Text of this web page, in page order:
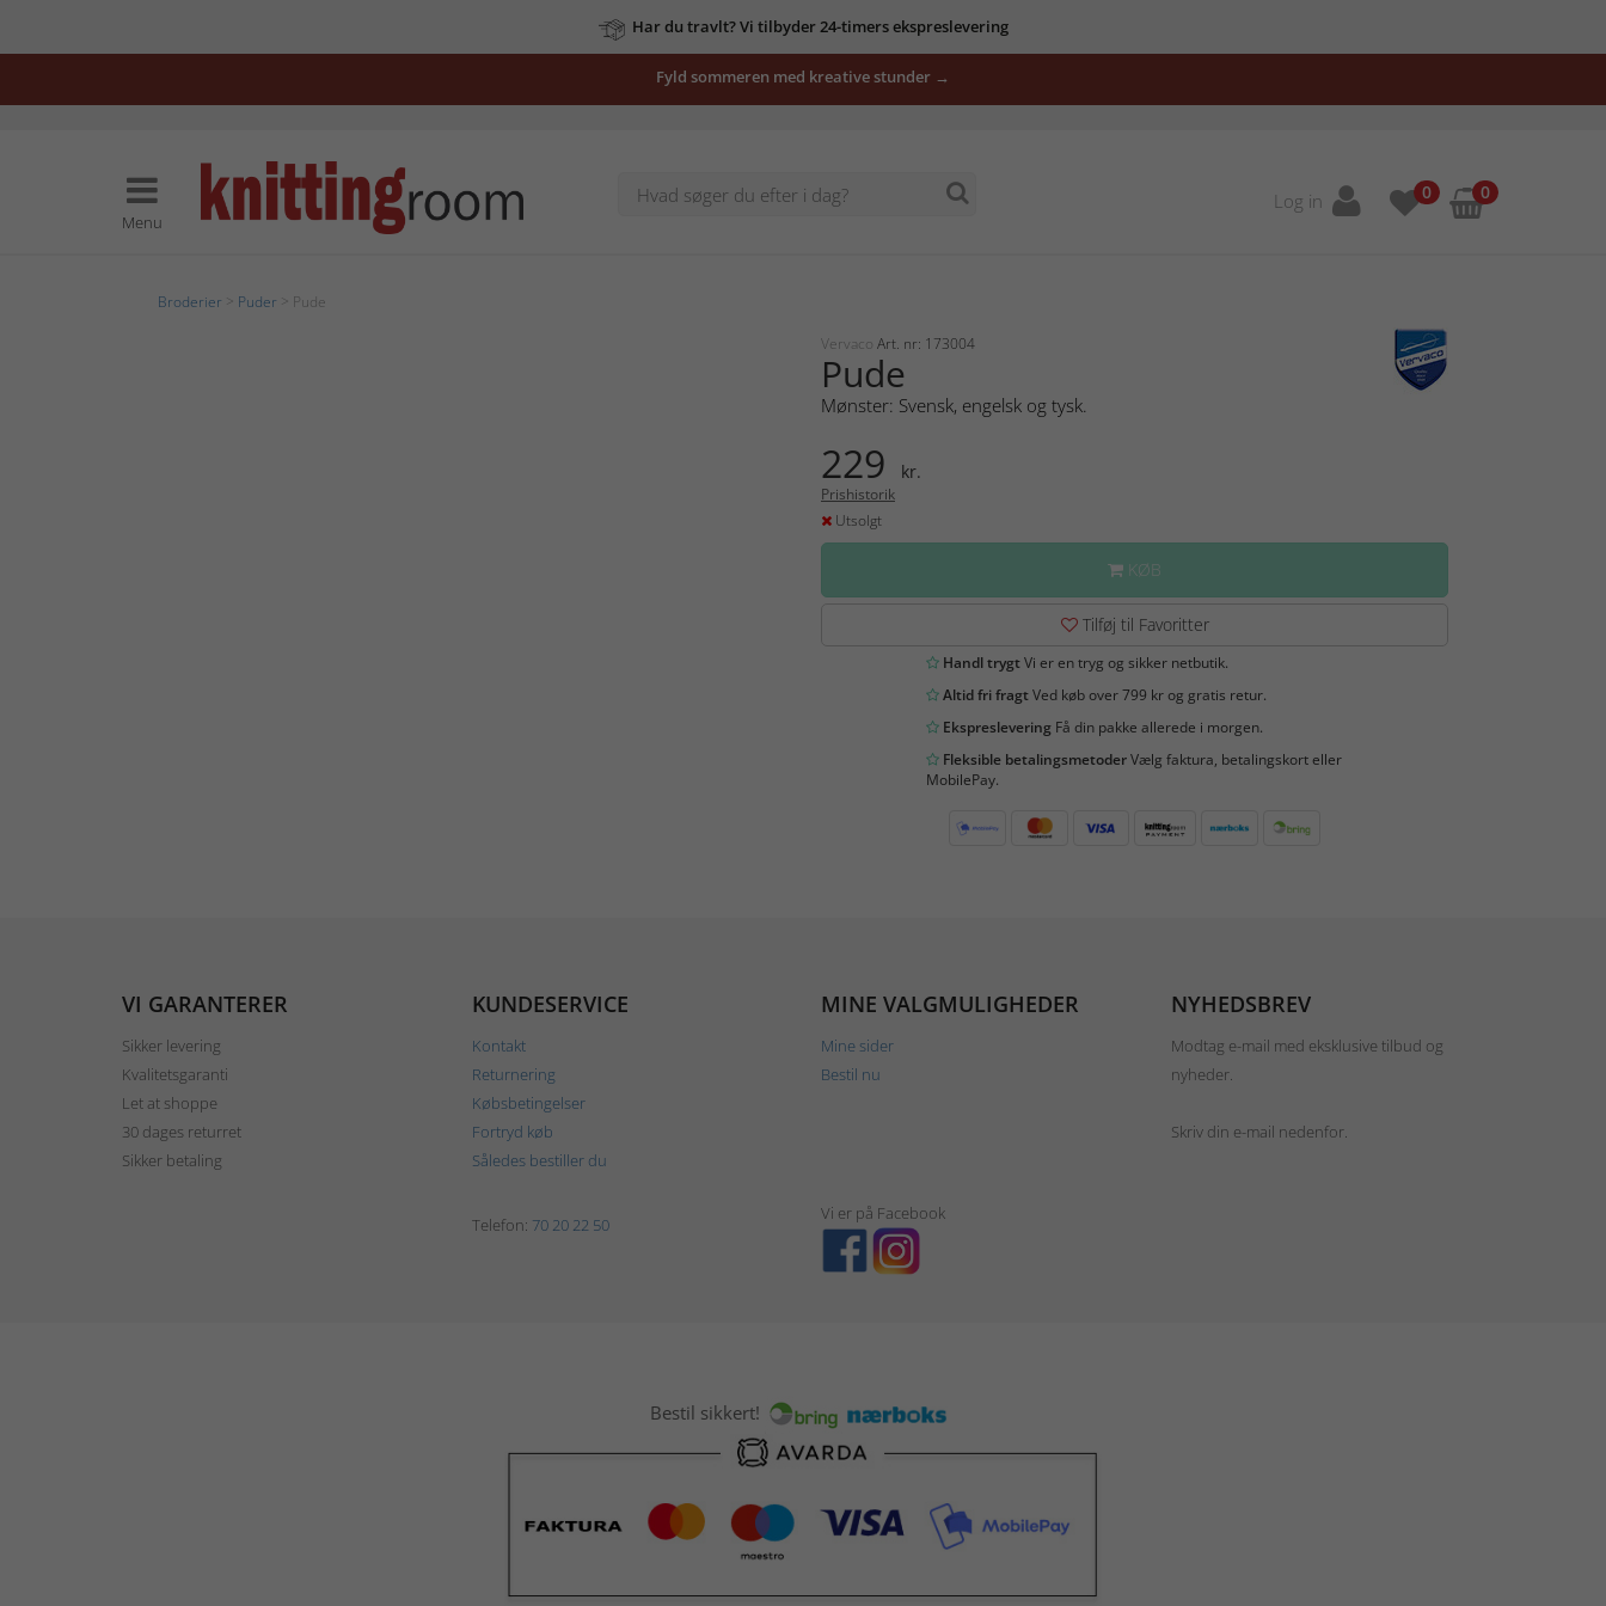
Har du travlt? Vi tilbyder 24-timers ekspreslevering
Fyld sommeren med kreative stunder →
Menu
Log in 0 0
Broderier Puder > Pude
Vervaco Art. nr: 173004
Pude
Mønster: Svensk, engelsk og tysk.
229 kr.
Prishistorik
Utsolgt
KØB
Tilføj til Favoritter
Handl trygtVi er en tryg og sikker netbutik.
Altid fri fragtVed køb over 799 kr og gratis retur.
EkspresleveringFå din pakke allerede i morgen.
Fleksible betalingsmetoderVælg faktura, betalingskort eller
MobilePay.
VI GARANTERER
Sikker levering
Kvalitetsgaranti
Let at shoppe
30 dages returret
Sikker betaling
KUNDESERVICE
Kontakt
Returnering
Købsbetingelser
Fortryd køb
Således bestiller du
MINE VALGMULIGHEDER
Mine sider
Bestil nu
NYHEDSBREV
Modtag e-mail med eksklusive tilbud og
nyheder.
Skriv din e-mail nedenfor.
Telefon: 70 20 22 50
Vi er på Facebook
Bestil sikkert!